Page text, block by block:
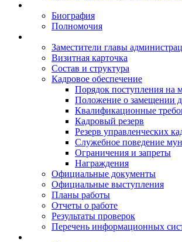
Биография
Полномочия
Заместители главы
Визитная карточка
Состав и структура
Кадровое обеспечение
Порядок поступления на
Положение о замещении
Квалификационные
Кадровый резерв
Резерв управленческих
Служебное поведение
Ограничения и запреты
Награждения
Официальные документы
Официальные выступления
Планы работы
Отчеты о работе
Результаты проверок
Перечень информационных